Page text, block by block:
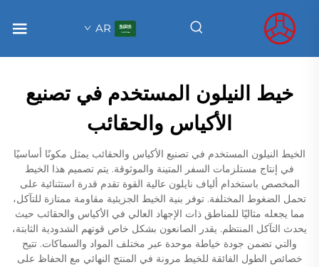
AR
خيط النيلون المستخدم في تصنيع
الأكياس والحقائب
الخيط النيلون المستخدم في تصنيع الأكياس والحقائب يمثل مكونًا أساسيًا
في إنتاج مستلزمات السفر المتينة والموثوقة. يتم تصميم هذا الخيط
المخصص باستخدام ألياف نايلون عالية القوة تقدم قدرة استثنائية على
تحمل الضغوط المختلفة. توفر بنية الخيط الجزيئية مقاومة ممتازة للتآكل،
مما يجعله مثاليًا للمناطق ذات الإجهاد العالي في الأكياس والحقائب حيث
يحدث التآكل المنتظم. يقدر الصانعون بشكل خاص قوتهم الشدودية الثابتة،
والتي تضمن جودة خياطة موحدة عبر مختلف المواد والسماكات. تتيح
خصائص الطول الفائقة للخيط مرونة في المنتج النهائي مع الحفاظ على